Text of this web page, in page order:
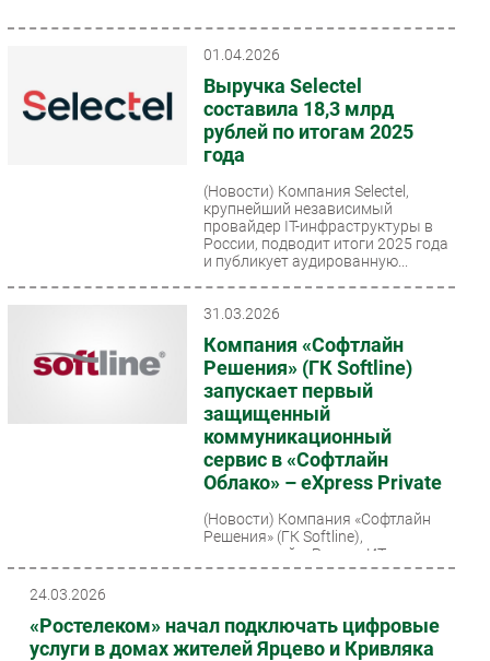
01.04.2026
Выручка Selectel
составила 18,3 млрд
рублей по итогам 2025
года
(Новости) Компания Selectel,
крупнейший независимый
провайдер IT-инфраструктуры в
России, подводит итоги 2025 года
и публикует аудированную...
31.03.2026
Компания «Софтлайн
Решения» (ГК Softline)
запускает первый
защищенный
коммуникационный
сервис в «Софтлайн
Облако» – eXpress Private
(Новости) Компания «Софтлайн
Решения» (ГК Softline),
лидирующий в России ИТ-
поставщик продуктов и услуг в
информационной...
24.03.2026
«Ростелеком» начал подключать цифровые
услуги в домах жителей Ярцево и Кривляка